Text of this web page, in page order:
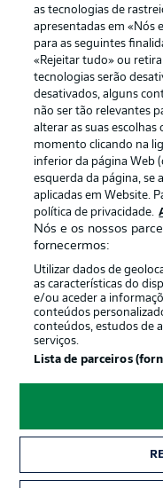
Publicidade
Gerir preferências
Trabalhe conosco
Contato
© 2026
Escolha
Modo
as tecnologias de
apresentadas em «Nós
para as seguintes
«Rejeitar tudo» ou
tecnologias serão
desativados, alguns
não ser tão relevantes
alterar as suas
momento clicando na
inferior da página Web
esquerda da página, se
aplicadas em Website.
política de privacidade.
Nós e os nossos
fornecermos:
Utilizar dados de
as características do
e/ou aceder a
conteúdos
conteúdos, estudos de
serviços.
Lista de parceiros